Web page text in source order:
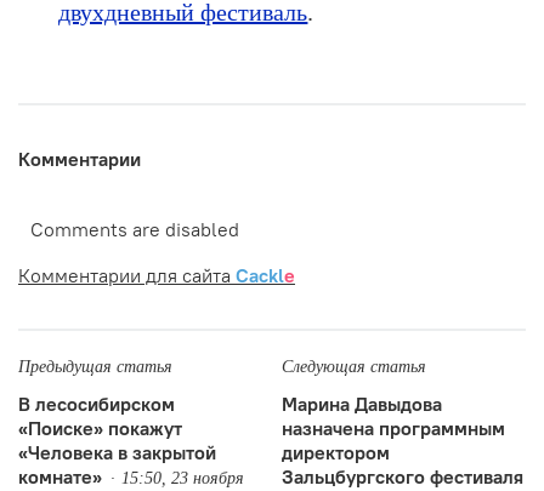
двухдневный фестиваль.
Комментарии
Comments are disabled
Комментарии для сайта Cackle
Предыдущая статья
В лесосибирском
«Поиске» покажут
«Человека в закрытой
комнате»
15:50, 23 ноября
Следующая статья
Марина Давыдова
назначена программным
директором
Зальцбургского фестиваля